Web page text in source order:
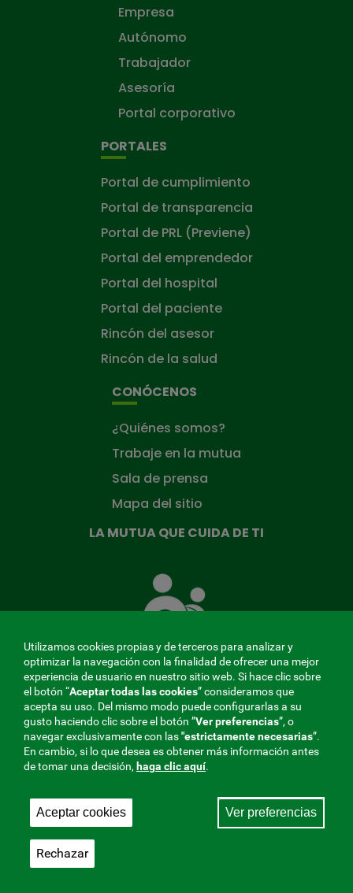
Empresa
Autónomo
Trabajador
Asesoría
Portal corporativo
PORTALES
Portal de cumplimiento
Portal de transparencia
Portal de PRL (Previene)
Portal del emprendedor
Portal del hospital
Portal del paciente
Rincón del asesor
Rincón de la salud
CONÓCENOS
¿Quiénes somos?
Trabaje en la mutua
Sala de prensa
Mapa del sitio
LA MUTUA QUE CUIDA DE TI
Mutua
que
ti
MENÚ
REDES
SOCIALES
V20
Aviso legal|Privacidad
Mutua Colaboradora con la Seguridad Social, 275.
Utilizamos cookies propias y de terceros para analizar y
optimizar la navegación con la finalidad de ofrecer una mejor
experiencia de usuario en nuestro sitio web. Si hace clic sobre
el botón “Aceptar todas las cookies” consideramos que
acepta su uso. Del mismo modo puede configurarlas a su
gusto haciendo clic sobre el botón ”Ver preferencias”, o
navegar exclusivamente con las"estrictamentenecesarias”.
En cambio, si lo que desea es obtener más información antes
de tomar una decisión, haga clic aquí.
Aceptar cookies Ver preferencias
Rechazar